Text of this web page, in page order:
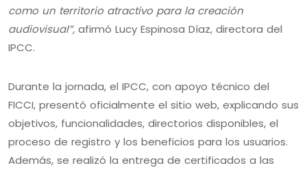
como un territorio atractivo para la creación
audiovisual”, afirmó Lucy Espinosa Díaz, directora del
IPCC.
Durante la jornada, el IPCC, con apoyo técnico del
FICCI, presentó oficialmente el sitio web, explicando sus
objetivos, funcionalidades, directorios disponibles, el
proceso de registro y los beneficios para los usuarios.
Además, se realizó la entrega de certificados a las